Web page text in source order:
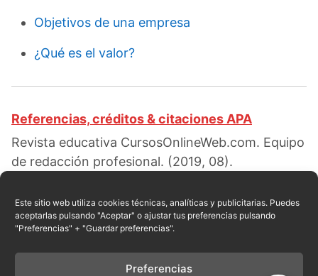
Este sitio web utiliza cookies técnicas, analíticas y publicitarias. Puedes
aceptarlas pulsando "Aceptar" o ajustar tus preferencias pulsando
"Preferencias" + "Guardar preferencias".
Preferencias
Objetivos de una empresa
¿Qué es el valor?
Referencias, créditos & citaciones APA
Revista educativa CursosOnlineWeb.com. Equipo
de redacción profesional. (2019, 08).
Red educativa. Obtenido en fecha 08, 2026,
desde el sitio web:
https://cursosonlineweb.com/caracteristicas-de-
los-materiales.html